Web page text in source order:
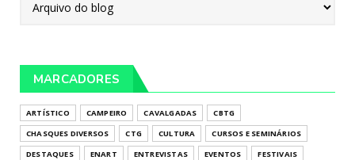
MARCADORES
ARTÍSTICO CAMPEIRO CAVALGADAS
CBTG
CHASQUES DIVERSOS
CTG CULTURA
CURSOS E SEMINÁRIOS
DESTAQUES
ENART ENTREVISTAS EVENTOS FESTIVAIS